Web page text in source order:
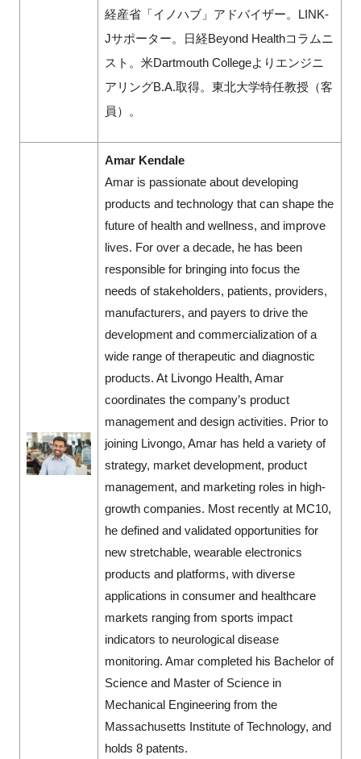
経産省「イノハブ」アドバイザー。LINK-
Jサポーター。日経Beyond Healthコラムニ
スト。米Dartmouth Collegeよりエンジニ
アリングB.A.取得。東北大学特任教授（客
員）。
Amar Kendale
Amar is passionate about developing
products and technology that can shape the
future of health and wellness, and improve
lives. For over a decade, he has been
responsible for bringing into focus the
needs of stakeholders, patients, providers,
manufacturers, and payers to drive the
development and commercialization of a
wide range of therapeutic and diagnostic
products. At Livongo Health, Amar
coordinates the company’s product
management and design activities. Prior to
joining Livongo, Amar has held a variety of
strategy, market development, product
management, and marketing roles in high-
growth companies. Most recently at MC10,
he defined and validated opportunities for
new stretchable, wearable electronics
products and platforms, with diverse
applications in consumer and healthcare
markets ranging from sports impact
indicators to neurological disease
monitoring. Amar completed his Bachelor of
Science and Master of Science in
Mechanical Engineering from the
Massachusetts Institute of Technology, and
holds 8 patents.